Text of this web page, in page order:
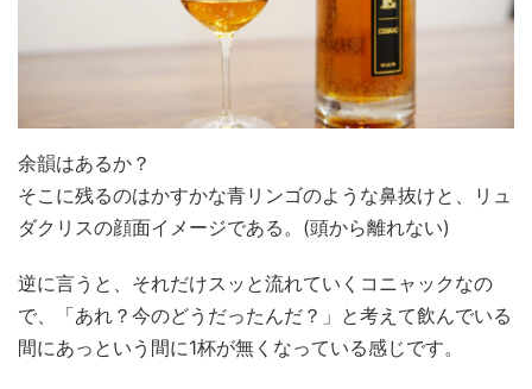
余韻はあるか？
そこに残るのはかすかな青リンゴのような鼻抜けと、リュ
ダクリスの顔面イメージである。(頭から離れない)
逆に言うと、それだけスッと流れていくコニャックなの
で、「あれ？今のどうだったんだ？」と考えて飲んでいる
間にあっという間に1杯が無くなっている感じです。